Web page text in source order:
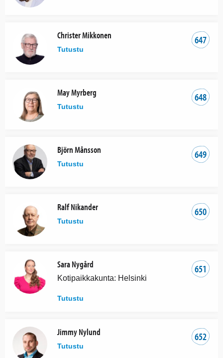
647
Christer Mikkonen
Tutustu
648
May Myrberg
Tutustu
649
Björn Månsson
Tutustu
650
Ralf Nikander
Tutustu
651
Sara Nygård
Kotipaikkakunta: Helsinki
Tutustu
652
Jimmy Nylund
Tutustu